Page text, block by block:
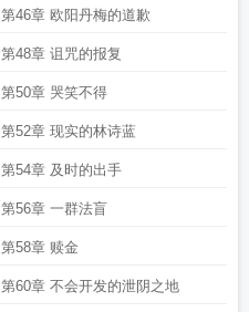
第46章 欧阳丹梅的道歉
第48章 诅咒的报复
第50章 哭笑不得
第52章 现实的林诗蓝
第54章 及时的出手
第56章 一群法盲
第58章 赎金
第60章 不会开发的泄阴之地